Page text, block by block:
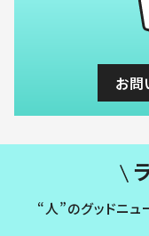
お問
“人”のグッドニュ